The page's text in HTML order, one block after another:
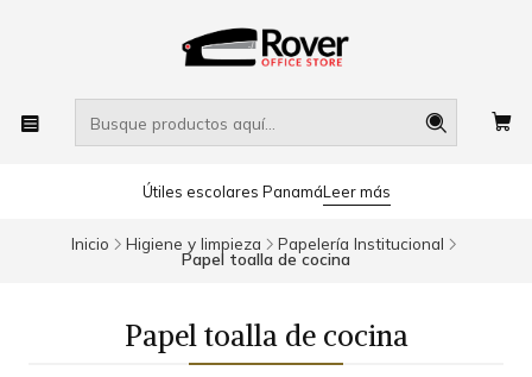
Útiles escolares PanamáLeer más
Inicio Higiene y limpieza Papelería Institucional
Papel toalla de cocina
Papel toalla de cocina